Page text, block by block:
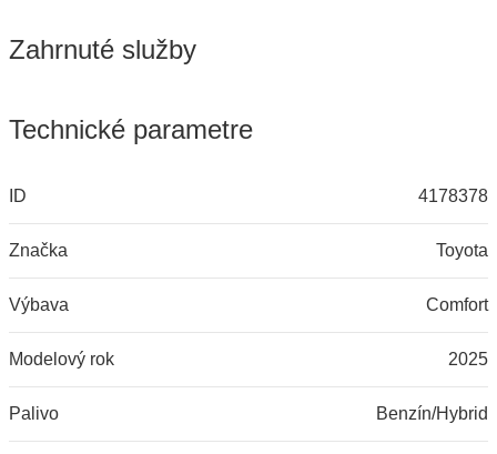
Zahrnuté služby
Technické parametre
ID 4178378
Značka Toyota
Výbava Comfort
Modelový rok 2025
Palivo Benzín/Hybrid